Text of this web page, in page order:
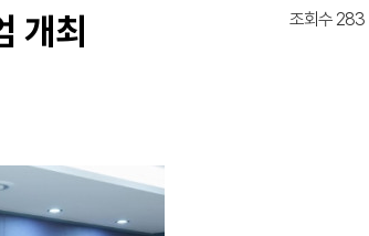
개최 조회수 283